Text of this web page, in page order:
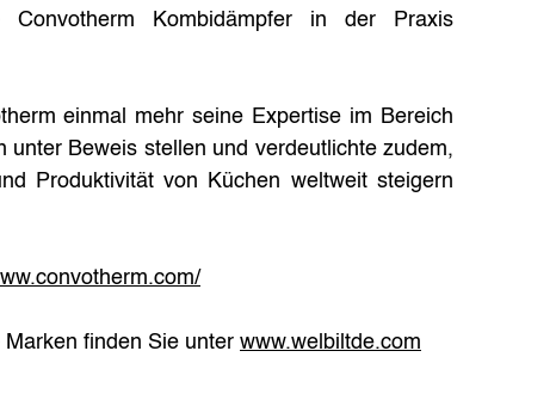
Kombidämpfer in der Praxis
einmal mehr seine Expertise im Bereich
unter Beweis stellen und verdeutlichte zudem,
Produktivität von Küchen weltweit steigern
finden Sie unter www.welbiltde.com